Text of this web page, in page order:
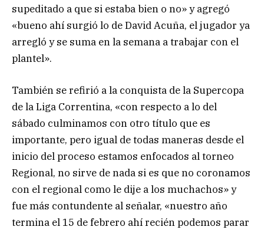
supeditado a que si estaba bien o no» y agregó
«bueno ahí surgió lo de David Acuña, el jugador ya
arregló y se suma en la semana a trabajar con el
plantel».
También se refirió a la conquista de la Supercopa
de la Liga Correntina, «con respecto a lo del
sábado culminamos con otro título que es
importante, pero igual de todas maneras desde el
inicio del proceso estamos enfocados al torneo
Regional, no sirve de nada si es que no coronamos
con el regional como le dije a los muchachos» y
fue más contundente al señalar, «nuestro año
termina el 15 de febrero ahí recién podemos parar